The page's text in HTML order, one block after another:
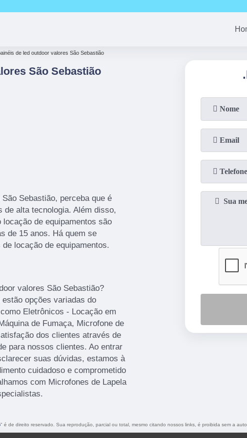
de led outdoor valores São Sebastião
São Sebastião
Sebastião, perceba que é
de alta tecnologia. Além disso,
de equipamentos são
de 15 anos. Há quem se
locação de equipamentos.
valores São Sebastião?
opções variadas do
Eletrônicos - Locação em
de Fumaça, Microfone de
dos clientes através de
para nossos clientes. Ao entrar
suas dúvidas, estamos à
cuidadoso e comprometido
com Microfones de Lapela
.
" é de direito reservado. Sua reprodução, parcial ou total, mesmo citando nossos links, é proibida sem a